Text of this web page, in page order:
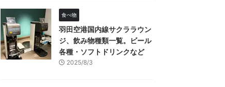
食べ物
羽田空港国内線サクララウン
ジ、飲み物種類一覧。ビール
各種・ソフトドリンクなど
2025/8/3